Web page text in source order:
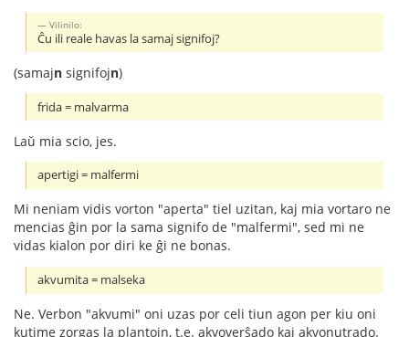
Vilinilo:
Ĉu ili reale havas la samaj signifoj?
(samajn signifojn)
frida = malvarma
Laŭ mia scio, jes.
apertigi = malfermi
Mi neniam vidis vorton "aperta" tiel uzitan, kaj mia vortaro ne
mencias ĝin por la sama signifo de "malfermi", sed mi ne
vidas kialon por diri ke ĝi ne bonas.
akvumita = malseka
Ne. Verbon "akvumi" oni uzas por celi tiun agon per kiu oni
kutime zorgas la plantojn, t.e. akvoverŝado kaj akvonutrado.